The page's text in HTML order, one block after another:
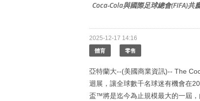
Coca-Cola與國際足球總會(FIFA)
2025-12-17 14:16
體育 零售
亞特蘭大--(美國商業資訊)-- The
迴展，讓全球數千名球迷有機會在
盃™將是迄今為止規模最大的一屆